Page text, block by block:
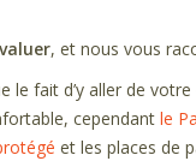
, et nous vous
le fait d’y aller de
cependant le
et les places de